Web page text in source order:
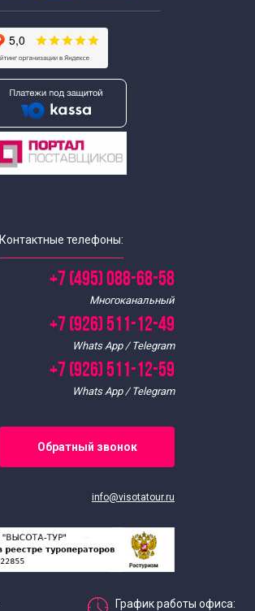
Контактные телефоны:
+7 (495) 088-68-58
Многоканальный
+7 (926) 511-12-49
Whats App / Telegram
+7 (926) 511-12-59
Whats App / Telegram
Обратный звонок
info@visotatour.ru
График работы офиса: